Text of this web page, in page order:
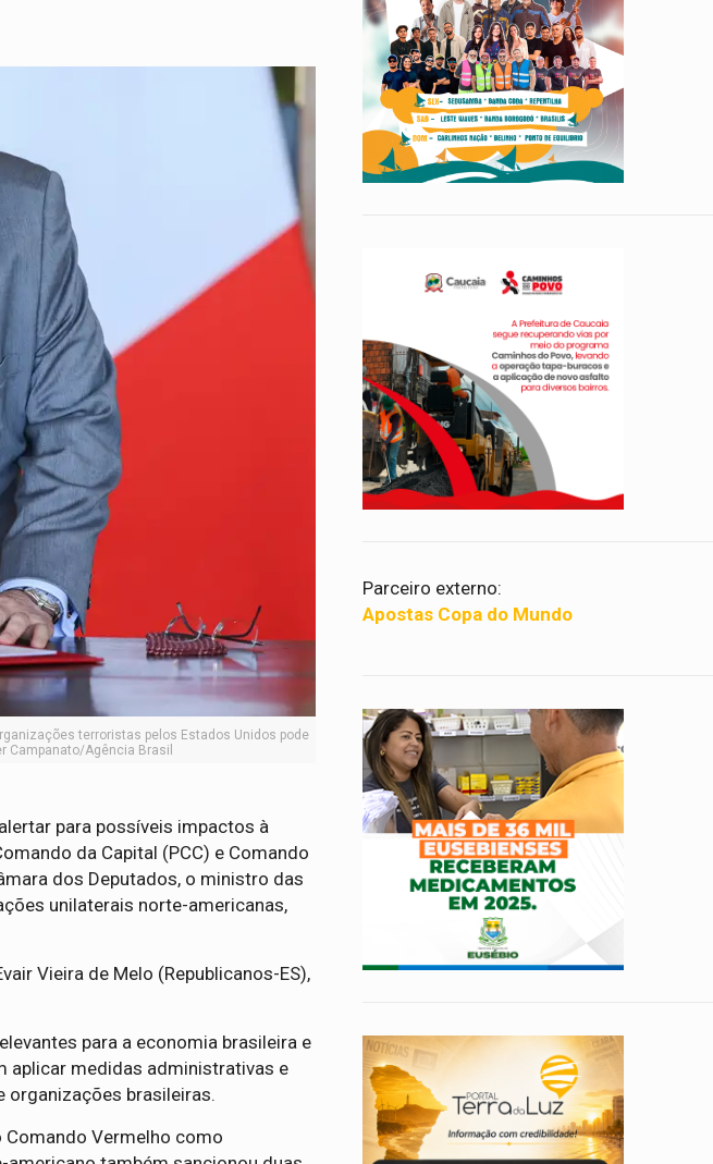
terroristas pelos Estados Unidos pode
Campanato/Agência Brasil
para possíveis impactos à
da Capital (PCC) e Comando
dos Deputados, o ministro das
unilaterais norte-americanas,
Vieira de Melo (Republicanos-ES),
para a economia brasileira e
aplicar medidas administrativas e
organizações brasileiras.
Vermelho como
Parceiro externo:
Apostas Copa do Mundo